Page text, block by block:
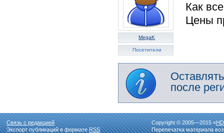
MegaK
Посетители
Как
Цены
после
Связь с редакцией
Экспорт публикаций в форматеRSS
Copyright © 2005—2015 «
Перепечатка материала